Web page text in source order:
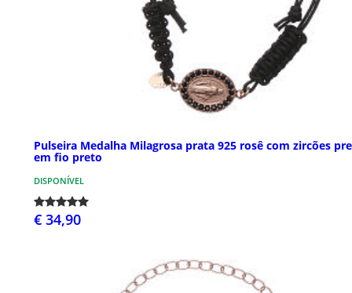
Pulseira Medalha Milagrosa prata 925 rosê com zircões
em fio preto
DISPONÍVEL
€ 34,90